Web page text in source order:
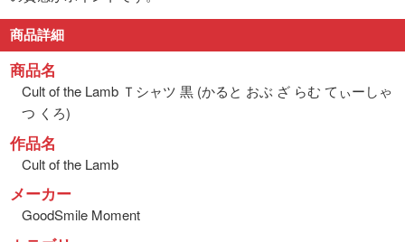
商品詳細
商品名
Cult of the Lamb Ｔシャツ 黒 (かると おぶ ざ らむ てぃーしゃ
つ くろ)
作品名
Cult of the Lamb
メーカー
GoodSmile Moment